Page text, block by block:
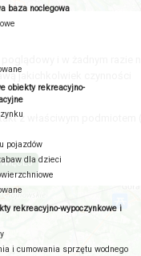
baza noclegowa
obiekty rekreacyjno-
pojazdów
dla dzieci
rekreacyjno-wypoczynkowe i
i cumowania sprzętu wodnego
i w żadnym razie
jakichkolwiek czynności
z właściwym podmiotem